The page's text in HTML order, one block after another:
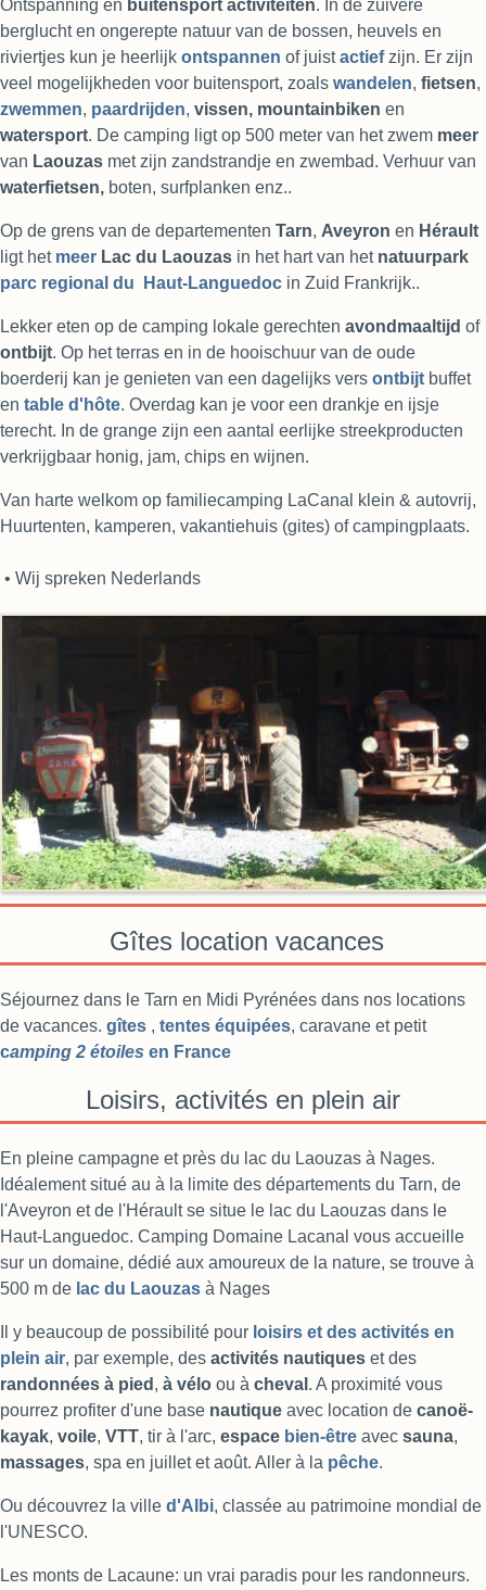
Ontspanning en buitensport activiteiten. In de zuivere
berglucht en ongerepte natuur van de bossen, heuvels en
riviertjes kun je heerlijk ontspannen of juistactiefzijn. Er zijn
veel mogelijkheden voor buitensport, zoals wandelen, fietsen,
zwemmen, paardrijden, vissen, mountainbiken en
watersport. De camping ligt op 500 meter van het zwem meer
van Laouzas met zijn zandstrandje en zwembad. Verhuur van
waterfietsen, boten, surfplanken enz..
Op de grens van de departementen Tarn, Aveyron en Hérault
ligt het meer Lac du Laouzas in het hart van het natuurpark
parc regional du
Haut-Languedoc in Zuid Frankrijk..
Lekker eten op de camping lokale gerechten avondmaaltijd of
ontbijt. Op het terras en in de hooischuur van de oude
boerderij kan je genieten van een dagelijks vers ontbijt buffet
en table d'hôte. Overdag kan je voor een drankje en ijsje
terecht. In de grange zijn een aantal eerlijke streekproducten
verkrijgbaar honig, jam, chips en wijnen.
Van harte welkom op familiecamping LaCanal klein & autovrij,
Huurtenten, kamperen, vakantiehuis (gites) of campingplaats.
• Wij spreken Nederlands
Gîtes location vacances
Séjournez dans le Tarn en Midi Pyrénées dans nos locations
de vacances. gîtes , tentes équipées, caravane et petit
camping 2 étoiles en France
Loisirs, activités en plein air
En pleine campagne et près du lac du Laouzas à Nages.
Idéalement situé au à la limite des départements du Tarn, de
l'Aveyron et de l'Hérault se situe le lac du Laouzas dans le
Haut-Languedoc. Camping Domaine Lacanal vous accueille
sur un domaine, dédié aux amoureux de la nature, se trouve à
500 m de lac du Laouzas à Nages
Il y beaucoup de possibilité pour loisirs et des activités en
plein air, par exemple, des activités nautiques et des
randonnées à pied , à vélo ou à cheval . A proximité vous
pourrez profiter d'une base nautique avec location de canoë-
kayak, voile, VTT, tir à l'arc, espace bien-être avec sauna,
massages, spa en juillet et août. Aller à la pêche.
Ou découvrez la ville d'Albi, classée au patrimoine mondial de
l'UNESCO.
Les monts de Lacaune: un vrai paradis pour les randonneurs.